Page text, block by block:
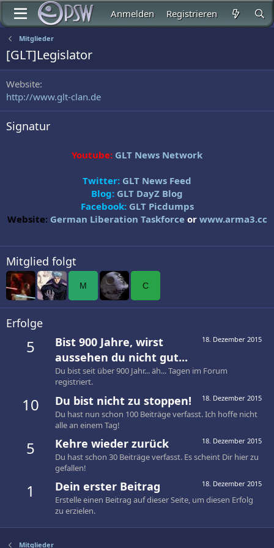
Anmelden Registrieren
Mitglieder
[GLT]Legislator
Website
http://www.glt-clan.de
Signatur
Youtube: GLT News Network
Twitter: GLT News Feed
Blog: GLT DayZ Blog
Facebook: GLT Picdumps
Website: German Liberation Taskforceor www.arma3.cc
Mitglied folgt
M C
Erfolge
5 18. Dezember 2015
Bist 900 Jahre, wirst
aussehen du nicht gut...
Du bist seit über 900 Jahr... äh... Tagen im Forum
registriert.
10 18. Dezember 2015
Du bist nicht zu stoppen!
Du hast nun schon 100 Beiträge verfasst. Ich hoffe nicht
alle an einem Tag!
5 18. Dezember 2015
Kehre wieder zurück
Du hast schon 30 Beiträge verfasst. Es scheint Dir hier zu
gefallen!
1 18. Dezember 2015
Dein erster Beitrag
Erstelle einen Beitrag auf dieser Seite, um diesen Erfolg
zu erzielen.
Mitglieder